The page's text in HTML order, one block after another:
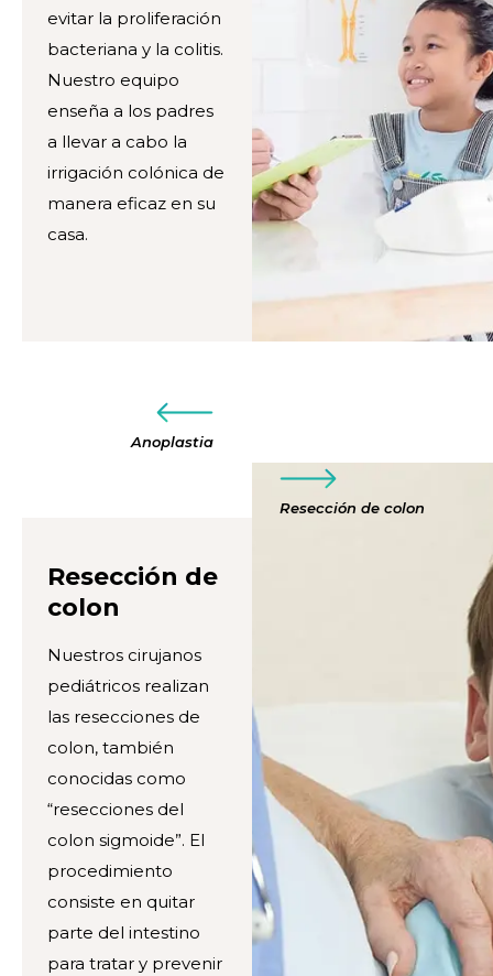
evitar la proliferación
bacteriana y la colitis.
Nuestro equipo
enseña a los padres
a llevar a cabo la
irrigación colónica de
manera eficaz en su
casa.
Anoplastia
Resección de colon
Resección de
colon
Nuestros cirujanos
pediátricos realizan
las resecciones de
colon, también
conocidas como
“resecciones del
colon sigmoide”. El
procedimiento
consiste en quitar
parte del intestino
para tratar y prevenir